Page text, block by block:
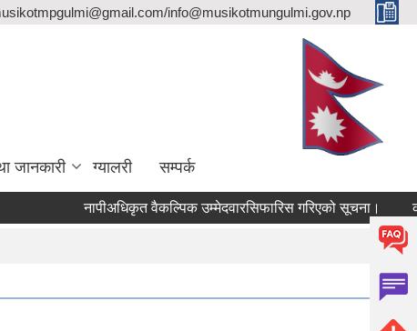
info@musikotmungulmi.gov.np
जानकारी ग्यालरी सम्पर्क
नापीअधिकृत वैकल्पिक उम्मेदवारसिफारिस गरिएको सूचना।